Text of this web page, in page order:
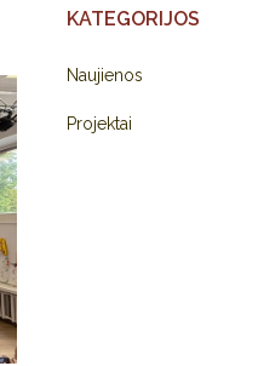
KATEGORIJOS
Naujienos
Projektai